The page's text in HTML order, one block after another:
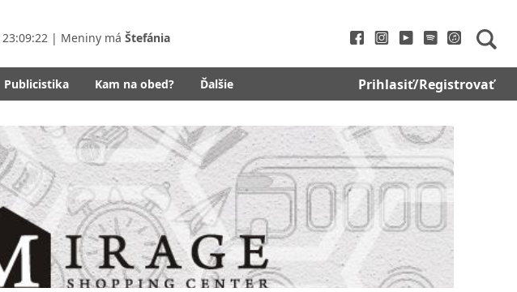
| Meniny má Štefánia
Publicistika Kam na obed? Ďalšie Prihlasiť/Registrovať